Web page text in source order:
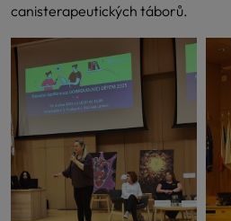
canisterapeutických táborů.